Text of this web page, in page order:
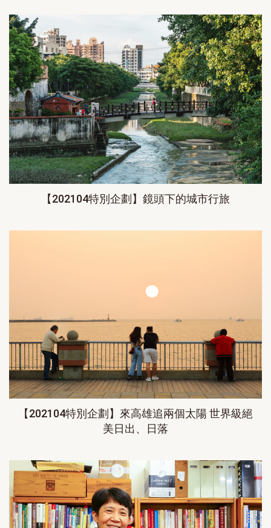
【202104特別企劃】鏡頭下的城市行旅
【202104特別企劃】來高雄追兩個太陽 世界級絕
美日出、日落